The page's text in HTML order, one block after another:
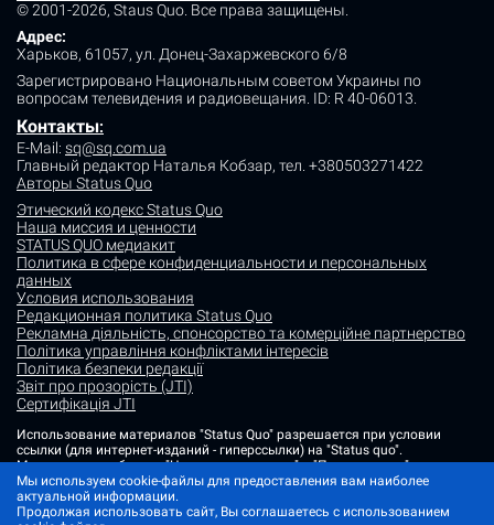
© 2001-2026, Staus Quo. Все права защищены.
Адрес:
Харьков, 61057, ул. Донец-Захаржевского 6/8
Зарегистрировано Национальным советом Украины по
вопросам телевидения и радиовещания. ID: R 40-06013.
Контакты:
E-Mail: sq@sq.com.ua
Главный редактор Наталья Кобзар, тел. +380503271422
Авторы Status Quo
Этический кодекс Status Quo
Наша миссия и ценности
STATUS QUO медиакит
Политика в сфере конфиденциальности и персональных
данных
Условия использования
Редакционная политика Status Quo
Рекламна діяльність, спонсорство та комерційне партнерство
Політика управління конфліктами інтересів
Політика безпеки редакції
Звіт про прозорість (JTI)
Сертифікація JTI
Использование материалов "Status Quo" разрешается при условии
ссылки (для интернет-изданий - гиперссылки) на "Status quo".
Материалы в рубриках "Новости партнеров" и "Пресс-релизы"
размещаются на правах рекламы или в рамках некоммерческого
партнерства.
Изображения, содержащие метку "Status Quo" или не содержащие
Мы используем cookie-файлы для предоставления вам наиболее
актуальной информации.
Продолжая использовать сайт, Вы соглашаетесь с использованием